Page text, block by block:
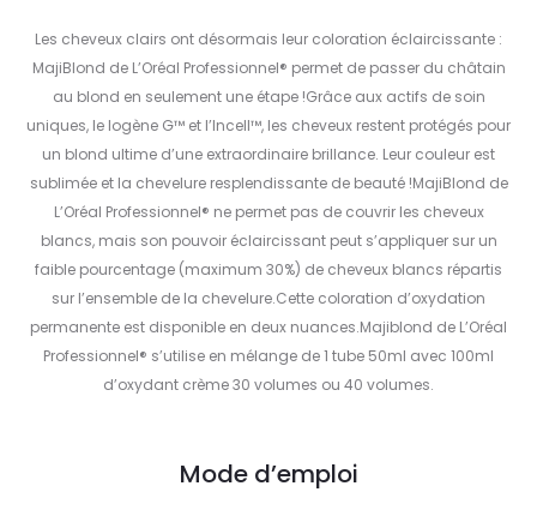
Les cheveux clairs ont désormais leur coloration éclaircissante :
MajiBlond de L’Oréal Professionnel® permet de passer du châtain
au blond en seulement une étape !Grâce aux actifs de soin
uniques, le Iogène G™ et l’Incell™, les cheveux restent protégés pour
un blond ultime d’une extraordinaire brillance. Leur couleur est
sublimée et la chevelure resplendissante de beauté !MajiBlond de
L’Oréal Professionnel® ne permet pas de couvrir les cheveux
blancs, mais son pouvoir éclaircissant peut s’appliquer sur un
faible pourcentage (maximum 30%) de cheveux blancs répartis
sur l’ensemble de la chevelure.Cette coloration d’oxydation
permanente est disponible en deux nuances.Majiblond de L’Oréal
Professionnel® s’utilise en mélange de 1 tube 50ml avec 100ml
d’oxydant crème 30 volumes ou 40 volumes.
Mode d’emploi